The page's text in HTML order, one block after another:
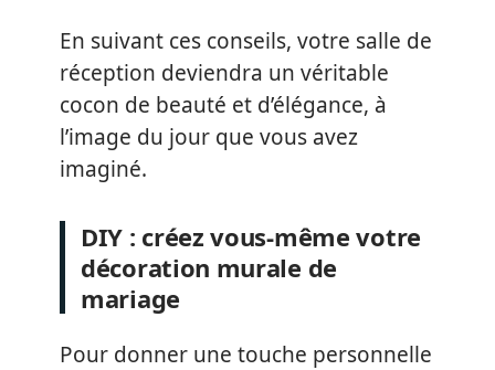
En suivant ces conseils, votre salle de
réception deviendra un véritable
cocon de beauté et d’élégance, à
l’image du jour que vous avez
imaginé.
DIY : créez vous-même votre
décoration murale de
mariage
Pour donner une touche personnelle